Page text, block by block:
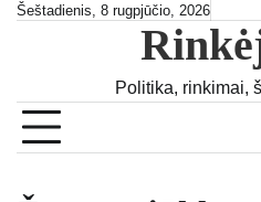
SkipŠeštadienis, 8 rugpjūčio, 2026
Politika, rinkimai,